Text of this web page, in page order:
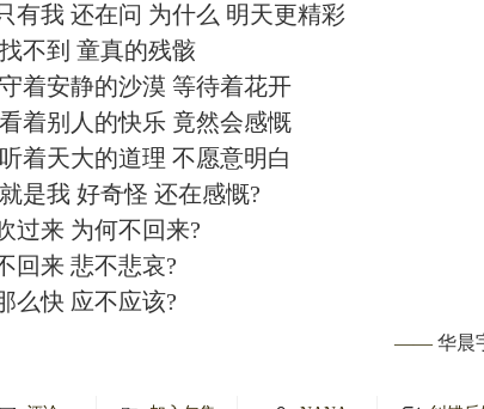
有我 还在问 为什么 明天更精彩
不到 童真的残骸
着安静的沙漠 等待着花开
着别人的快乐 竟然会感慨
着天大的道理 不愿意明白
是我 好奇怪 还在感慨?
过来 为何不回来?
回来 悲不悲哀?
么快 应不应该?
—— 华晨